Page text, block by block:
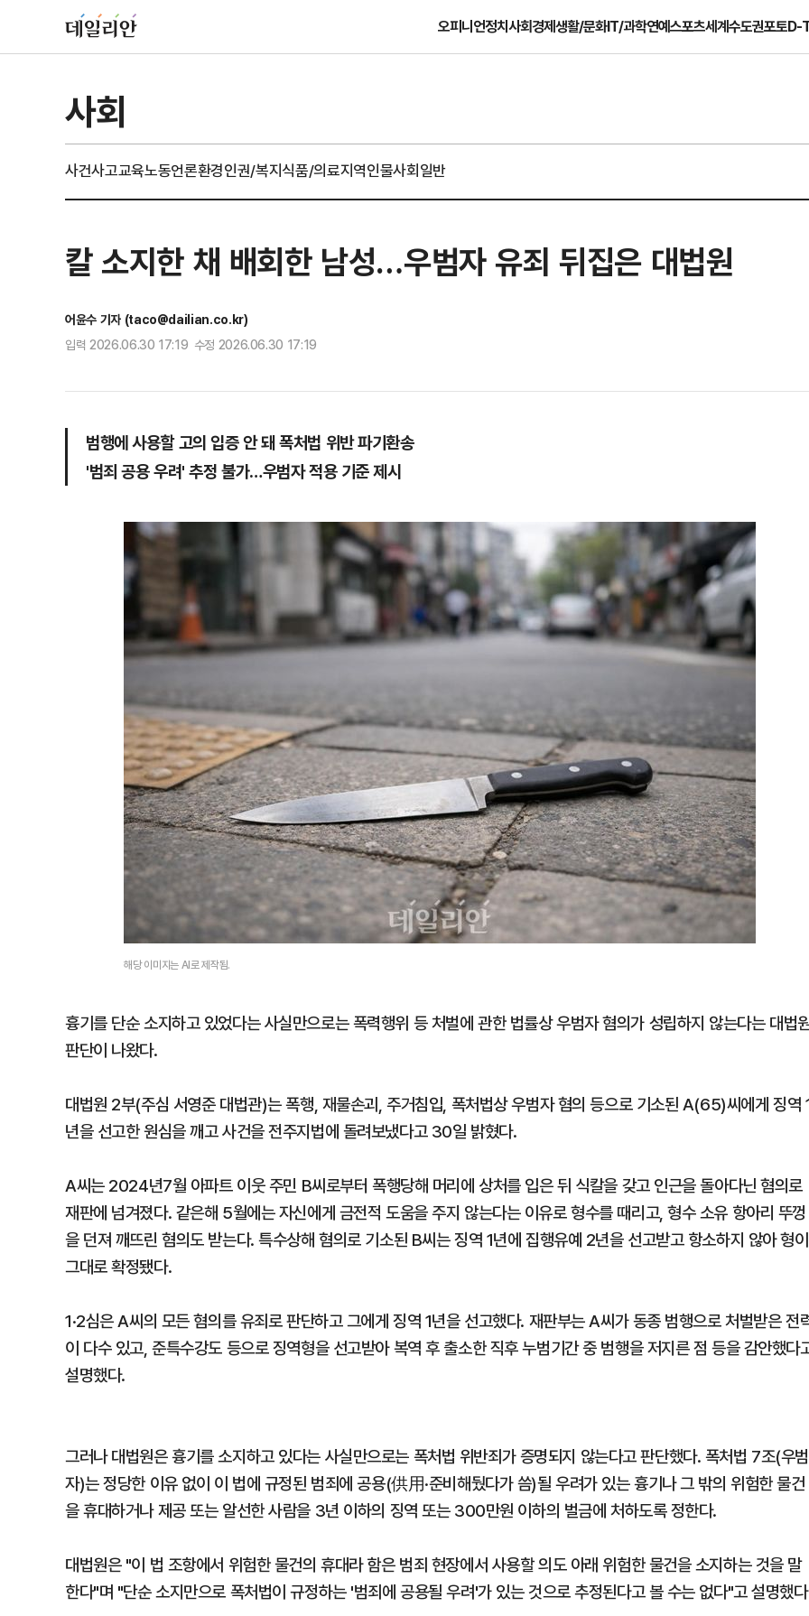
오피니언정치사회경제생활/문화IT/과학연예스포츠세계수도권포토D-
사회
사건사고교육노동언론환경인권/복지식품/의료지역인물사회일반
칼 소지한 채 배회한 남성…우범자 유죄 뒤집은 대법원
어윤수 기자 (taco@dailian.co.kr)
입력 2026.06.30 17:19 수정 2026.06.30 17:19
범행에 사용할 고의 입증 안 돼 폭처법 위반 파기환송
'범죄 공용 우려' 추정 불가…우범자 적용 기준 제시
해당 이미지는 AI로 제작됨.
흉기를 단순 소지하고 있었다는 사실만으로는 폭력행위 등 처벌에 관한 법률상 우범자 혐의가 성립하지 않는다는 대법
판단이 나왔다.
대법원 2부(주심 서영준 대법관)는 폭행, 재물손괴, 주거침입, 폭처법상 우범자 혐의 등으로 기소된 A(65)씨에게 징역
년을 선고한 원심을 깨고 사건을 전주지법에 돌려보냈다고 30일 밝혔다.
A씨는 2024년7월 아파트 이웃 주민 B씨로부터 폭행당해 머리에 상처를 입은 뒤 식칼을 갖고 인근을 돌아다닌 혐의로
재판에 넘겨졌다. 같은해 5월에는 자신에게 금전적 도움을 주지 않는다는 이유로 형수를 때리고, 형수 소유 항아리 뚜껑
을 던져 깨뜨린 혐의도 받는다. 특수상해 혐의로 기소된 B씨는 징역 1년에 집행유예 2년을 선고받고 항소하지 않아 형이
그대로 확정됐다.
1·2심은 A씨의 모든 혐의를 유죄로 판단하고 그에게 징역 1년을 선고했다. 재판부는 A씨가 동종 범행으로 처벌받은 전
이 다수 있고, 준특수강도 등으로 징역형을 선고받아 복역 후 출소한 직후 누범기간 중 범행을 저지른 점 등을 감안했다
설명했다.
그러나 대법원은 흉기를 소지하고 있다는 사실만으로는 폭처법 위반죄가 증명되지 않는다고 판단했다. 폭처법 7조(우범
자)는 정당한 이유 없이 이 법에 규정된 범죄에 공용(供用·준비해뒀다가 씀)될 우려가 있는 흉기나 그 밖의 위험한 물건
을 휴대하거나 제공 또는 알선한 사람을 3년 이하의 징역 또는 300만원 이하의 벌금에 처하도록 정한다.
대법원은 "이 법 조항에서 위험한 물건의 휴대라 함은 범죄 현장에서 사용할 의도 아래 위험한 물건을 소지하는 것을 말
한다"며 "단순 소지만으로 폭처법이 규정하는 '범죄에 공용될 우려'가 있는 것으로 추정된다고 볼 수는 없다"고 설명했
1
"편해서 매일 신었는데"...전문
'크록스'의 숨은 위험
2
[단독] 천하람, 국회의원 최초
2박 3일 '입소'…각개전투·야
3
'국장만 하라고?'…ISA 세제
'7번째 도전' KDB생명 누가
한투·한화 '3색 셈법'
5
송영길·김민석, '조희대 탄핵'
법사위원들 "즉시 대법관 제